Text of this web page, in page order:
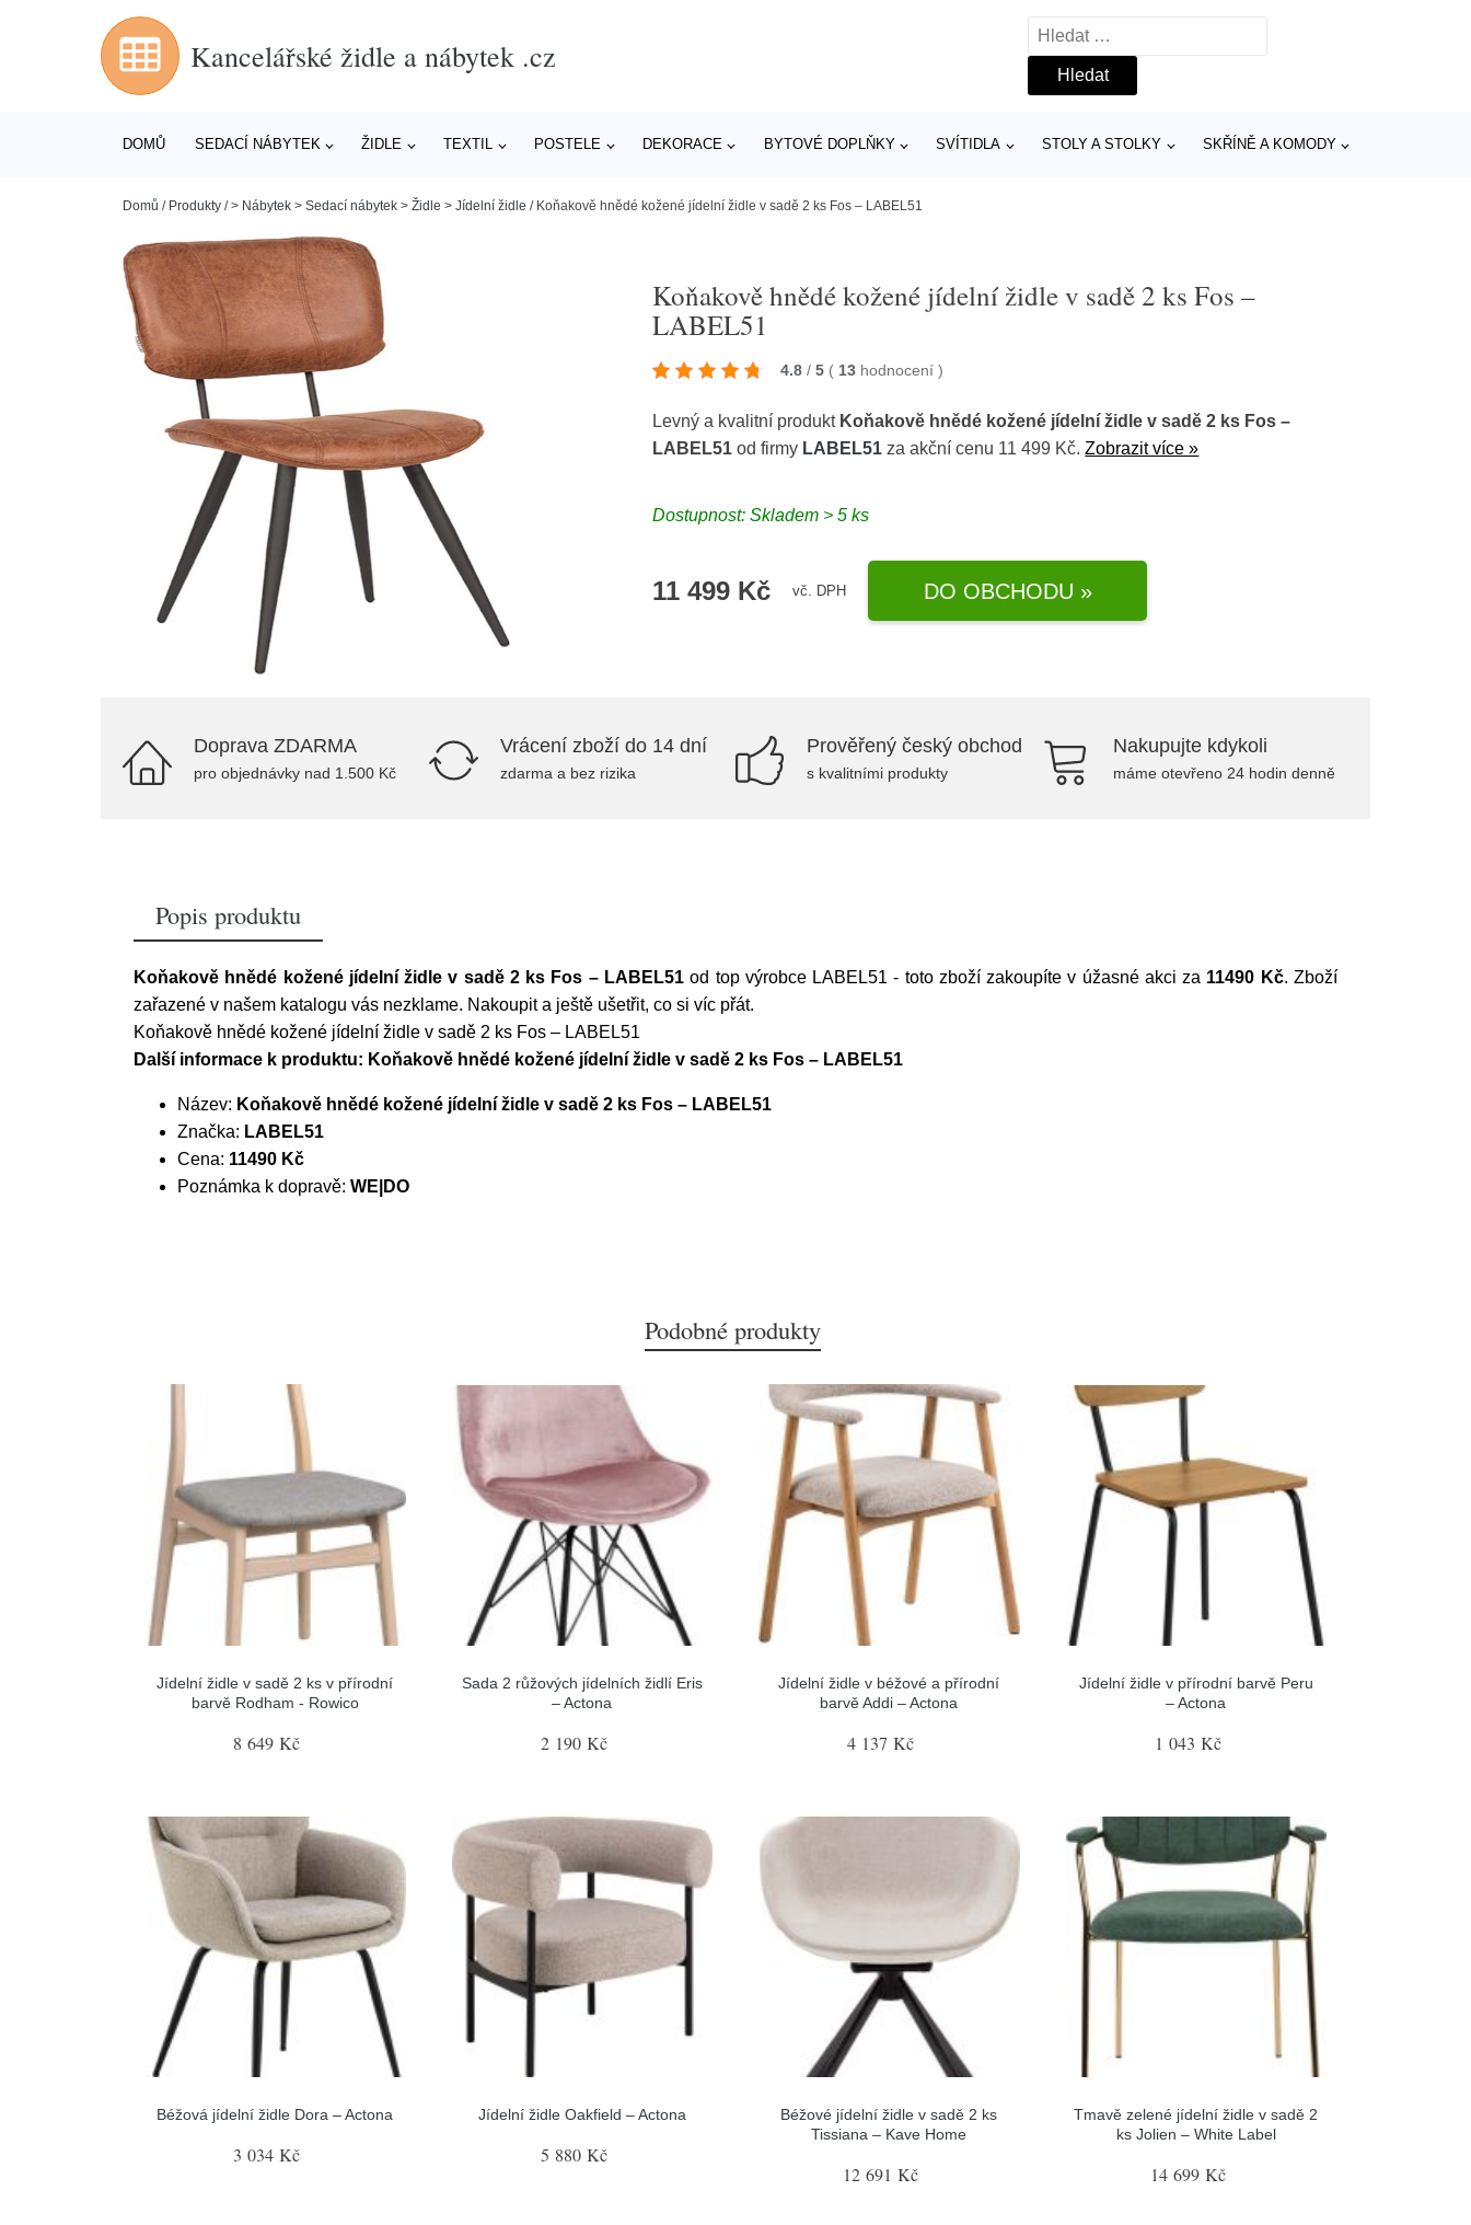
Kancelářské židle a nábytek .cz
Vyhledávání
DOMŮ SEDACÍ NÁBYTEK ŽIDLE TEXTIL POSTELE DEKORACE BYTOVÉ DOPLŇKY SVÍTIDLA STOLY A STOLKY SKŘÍNĚ A KOMODY
Domů / Produkty /> Nábytek > Sedací nábytek > Židle > Jídelní židle / Koňakově hnědé kožené jídelní židle v sadě 2 ks Fos – LABEL51
Koňakově hnědé kožené jídelní židle v sadě 2 ks Fos –
LABEL51
4.8 / 5 ( 13 hodnocení)
Levný a kvalitní produkt Koňakově hnědé kožené jídelní židle v sadě 2 ks Fos –
LABEL51 od firmy LABEL51 za akční cenu 11 499 Kč.Zobrazit více »
Dostupnost: Skladem > 5 ks
11 499 Kč vč. DPH DO OBCHODU »
Doprava ZDARMA
pro objednávky nad 1.500 Kč
Vrácení zboží do 14 dní
zdarma a bez rizika
Prověřený český obchod
s kvalitními produkty
Nakupujte kdykoli
máme otevřeno 24 hodin denně
Popis produktu
Koňakově hnědé kožené jídelní židle v sadě 2 ks Fos – LABEL51od top výrobce LABEL51 - toto zboží zakoupíte v úžasné akci za 11490 Kč. Zboží
zařazené v našem katalogu vás nezklame. Nakoupit a ještě ušetřit, co si víc přát.
Koňakově hnědé kožené jídelní židle v sadě 2 ks Fos – LABEL51
Další informace k produktu: Koňakově hnědé kožené jídelní židle v sadě 2 ks Fos – LABEL51
Název: Koňakově hnědé kožené jídelní židle v sadě 2 ks Fos – LABEL51
Značka: LABEL51
Cena: 11490 Kč
Poznámka k dopravě: WE|DO
Podobné produkty
Jídelní židle v sadě 2 ks v přírodní
barvě Rodham - Rowico
8 649 Kč
Sada 2 růžových jídelních židlí Eris
– Actona
2 190 Kč
Jídelní židle v béžové a přírodní
barvě Addi – Actona
4 137 Kč
Jídelní židle v přírodní barvě Peru
– Actona
1 043 Kč
Béžová jídelní židle Dora – Actona
3 034 Kč
Jídelní židle Oakfield – Actona
5 880 Kč
Béžové jídelní židle v sadě 2 ks
Tissiana – Kave Home
12 691 Kč
Tmavě zelené jídelní židle v sadě 2
ks Jolien – White Label
14 699 Kč